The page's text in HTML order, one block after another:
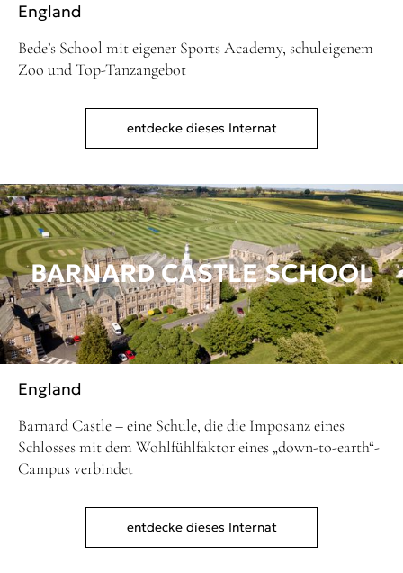
England
Bede’s School mit eigener Sports Academy, schuleigenem
Zoo und Top-Tanzangebot
entdecke dieses Internat
BARNARD CASTLE SCHOOL
England
Barnard Castle – eine Schule, die die Imposanz eines
Schlosses mit dem Wohlfühlfaktor eines „down-to-earth“-
Campus verbindet
entdecke dieses Internat